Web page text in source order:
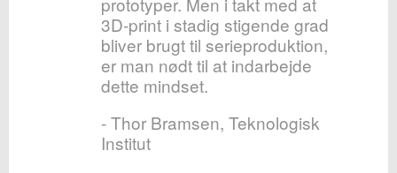
3D-print i stadig stigende grad
bliver brugt til serieproduktion,
er man nødt til at indarbejde
dette mindset.
- Thor Bramsen, Teknologisk
Institut